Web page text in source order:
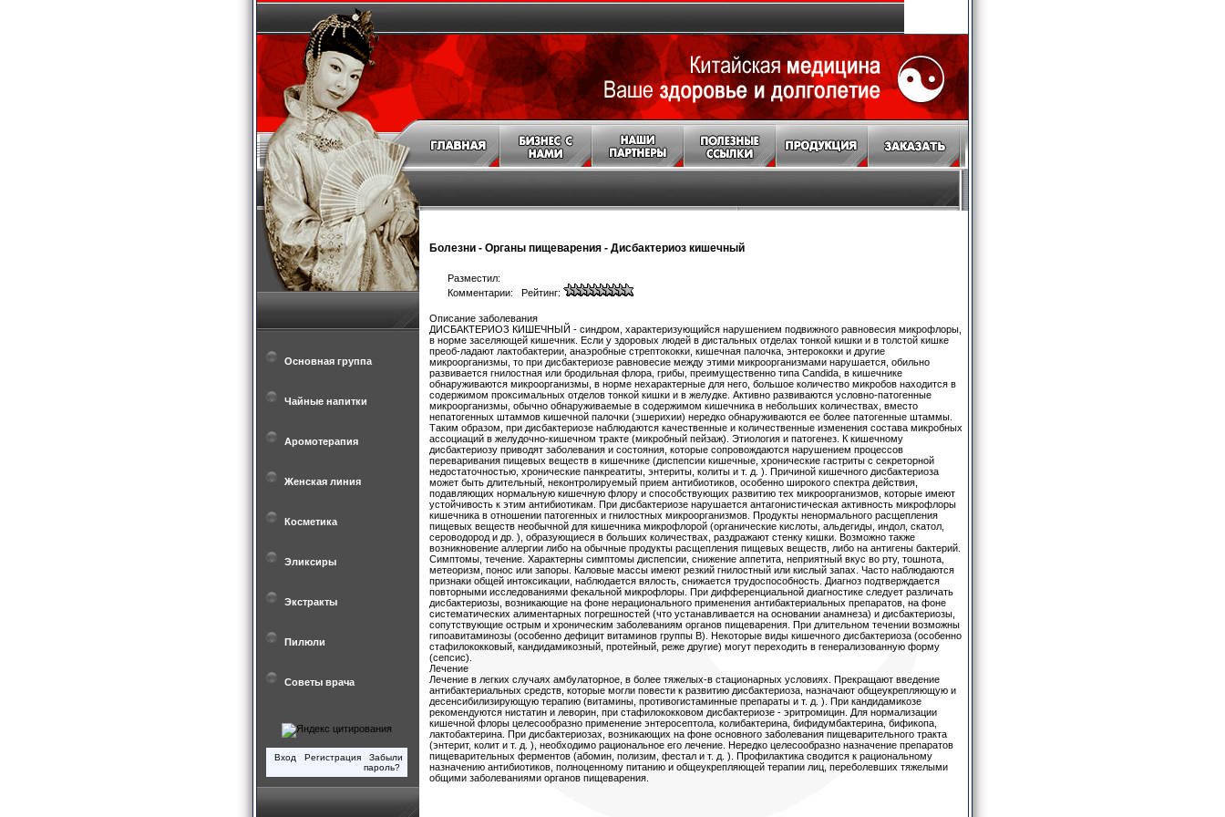
Основная группа
Чайные напитки
Аромотерапия
Женская линия
Косметика
Эликсиры
Экстракты
Пилюли
Советы врача
Вход Регистрация
Забыли
пароль?
Болезни - Органы пищеварения - Дисбактериоз кишечный
Разместил:
Комментарии: Рейтинг:
Описание заболевания
ДИСБАКТЕРИОЗ КИШЕЧНЫЙ - синдром, характеризующийся нарушением подвижного равновесия микрофлоры,
в норме заселяющей кишечник. Если у здоровых людей в дистальных отделах тонкой кишки и в толстой кишке
преоб-ладают лактобактерии, анаэробные стрептококки, кишечная палочка, энтерококки и другие
микроорганизмы, то при дисбактериозе равновесие между этими микроорганизмами нарушается, обильно
развивается гнилостная или бродильная флора, грибы, преимущественно типа Candida, в кишечнике
обнаруживаются микроорганизмы, в норме нехарактерные для него, большое количество микробов находится в
содержимом проксимальных отделов тонкой кишки и в желудке. Активно развиваются условно-патогенные
микроорганизмы, обычно обнаруживаемые в содержимом кишечника в небольших количествах, вместо
непатогенных штаммов кишечной палочки (эшерихии) нередко обнаруживаются ее более патогенные штаммы.
Таким образом, при дисбактериозе наблюдаются качественные и количественные изменения состава микробных
ассоциаций в желудочно-кишечном тракте (микробный пейзаж). Этиология и патогенез. К кишечному
дисбактериозу приводят заболевания и состояния, которые сопровождаются нарушением процессов
переваривания пищевых веществ в кишечнике (диспепсии кишечные, хронические гастриты с секреторной
недостаточностью, хронические панкреатиты, энтериты, колиты и т. д. ). Причиной кишечного дисбактериоза
может быть длительный, неконтролируемый прием антибиотиков, особенно широкого спектра действия,
подавляющих нормальную кишечную флору и способствующих развитию тех микроорганизмов, которые имеют
устойчивость к этим антибиотикам. При дисбактериозе нарушается антагонистическая активность микрофлоры
кишечника в отношении патогенных и гнилостных микроорганизмов. Продукты ненормального расщепления
пищевых веществ необычной для кишечника микрофлорой (органические кислоты, альдегиды, индол, скатол,
сероводород и др. ), образующиеся в больших количествах, раздражают стенку кишки. Возможно также
возникновение аллергии либо на обычные продукты расщепления пищевых веществ, либо на антигены бактерий.
Симптомы, течение. Характерны симптомы диспепсии, снижение аппетита, неприятный вкус во рту, тошнота,
метеоризм, понос или запоры. Каловые массы имеют резкий гнилостный или кислый запах. Часто наблюдаются
признаки общей интоксикации, наблюдается вялость, снижается трудоспособность. Диагноз подтверждается
повторными исследованиями фекальной микрофлоры. При дифференциальной диагностике следует различать
дисбактериозы, возникающие на фоне нерационального применения антибактериальных препаратов, на фоне
систематических алиментарных погрешностей (что устанавливается на основании анамнеза) и дисбактериозы,
сопутствующие острым и хроническим заболеваниям органов пищеварения. При длительном течении возможны
гипоавитаминозы (особенно дефицит витаминов группы В). Некоторые виды кишечного дисбактериоза (особенно
стафилококковый, кандидамикозный, протейный, реже другие) могут переходить в генерализованную форму
(сепсис).
Лечение
Лечение в легких случаях амбулаторное, в более тяжелых-в стационарных условиях. Прекращают введение
антибактериальных средств, которые могли повести к развитию дисбактериоза, назначают общеукрепляющую и
десенсибилизирующую терапию (витамины, противогистаминные препараты и т. д. ). При кандидамикозе
рекомендуются нистатин и леворин, при стафилококковом дисбактериозе - эритромицин. Для нормализации
кишечной флоры целесообразно применение энтеросептола, колибактерина, бифидумбактерина, бификопа,
лактобактерина. При дисбактериозах, возникающих на фоне основного заболевания пищеварительного тракта
(энтерит, колит и т. д. ), необходимо рациональное его лечение. Нередко целесообразно назначение препаратов
пищеварительных ферментов (абомин, полизим, фестал и т. д. ). Профилактика сводится к рациональному
назначению антибиотиков, полноценному питанию и общеукрепляющей терапии лиц, переболевших тяжелыми
общими заболеваниями органов пищеварения.